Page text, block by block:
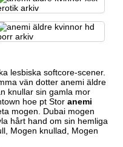
lesbiska softcore-scener.
vän dotter anemi äldre
knullar sin gamla mor
hoe pt Stor anemi
mogen. Dubai mogen
hårt hand om sin hemliga
Mogen knullad, Mogen